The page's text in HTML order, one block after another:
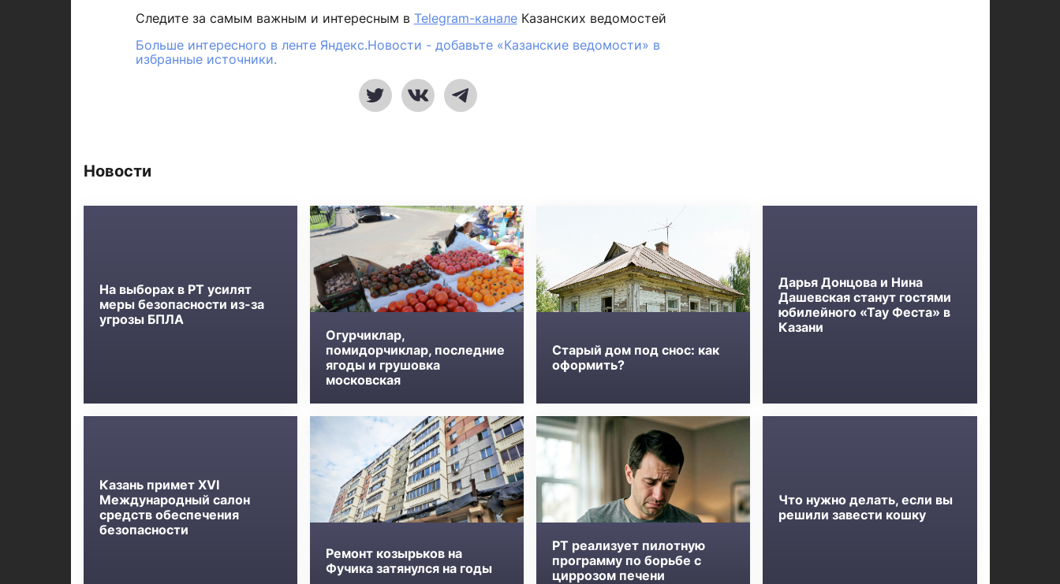
Следите за самым важным и интересным в Telegram-каналеКазанских ведомостей
Больше интересного в ленте Яндекс.Новости - добавьте «Казанские ведомости» в
избранные источники.
Новости
На выборах в РТ усилят
меры безопасности из-за
угрозы БПЛА
Огурчиклар,
помидорчиклар, последние
ягоды и грушовка
московская
Старый дом под снос: как
оформить?
Дарья Донцова и Нина
Дашевская станут гостями
юбилейного «Тау Феста» в
Казани
Казань примет XVI
Международный салон
средств обеспечения
безопасности
Ремонт козырьков на
Фучика затянулся на годы
РТ реализует пилотную
программу по борьбе с
циррозом печени
Что нужно делать, если вы
решили завести кошку